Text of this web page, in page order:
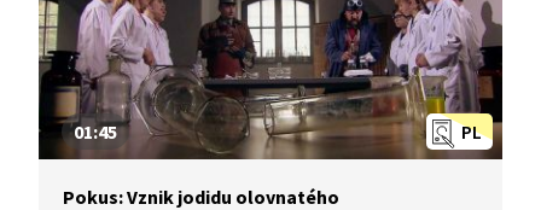
PL
01:45
Pokus: Vznik jodidu olovnatého